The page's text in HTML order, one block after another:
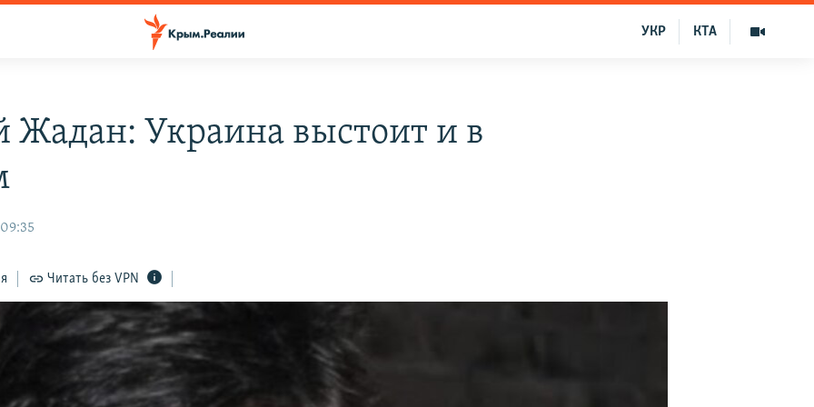
КТА
УКР
Жадан: Украина выстоит и в
Читать без VPN